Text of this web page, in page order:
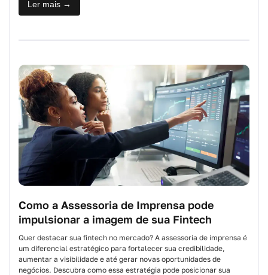
Ler mais →
Como a Assessoria de Imprensa pode
impulsionar a imagem de sua Fintech
Quer destacar sua fintech no mercado? A assessoria de imprensa é
um diferencial estratégico para fortalecer sua credibilidade,
aumentar a visibilidade e até gerar novas oportunidades de
negócios. Descubra como essa estratégia pode posicionar sua